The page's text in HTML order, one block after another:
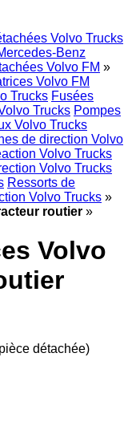
Volvo Trucks
Benz
Volvo FM »
Volvo FM
Trucks Fusées
Trucks Pompes
Volvo Trucks
de direction Volvo
Volvo Trucks
Volvo Trucks
Ressorts de
Volvo Trucks »
routier »
Volvo
détachée)